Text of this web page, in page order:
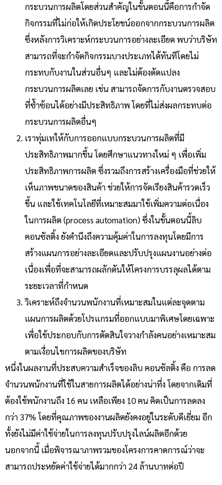
กระบวนการผลิตโดยส่วนสำคัญในขั้นตอนนี้คือการกำจัด
กิจกรรมที่ไม่ก่อให้เกิดประโยชน์ออกจากกระบวนการผลิต
ซึ่งหลังการวิเคราะห์กระบวนการอย่างละเอียด พบว่าบริษัท
สามารถที่จะกำจัดกิจกรรมบางประเภทได้ทันทีโดยไม่
กระทบกับงานในส่วนอื่นๆ และไม่ต้องดัดแปลง
กระบวนการผลิตเลย เช่น สามารถจัดการกับงานตรวจสอบ
ที่ซ้ำซ้อนได้อย่างมีประสิทธิภาพ โดยที่ไม่ส่งผลกระทบต่อ
กระบวนการผลิตอื่นๆ
เราทุ่มเทให้กับการออกแบบกระบวนการผลิตที่มี
ประสิทธิภาพมากขึ้น โดยศึกษาแนวทางใหม่ ๆ เพื่อเพิ่ม
ประสิทธิภาพการผลิต ซึ่งรวมถึงการสร้างเครื่องมือที่ช่วยให้
เห็นภาพขนาดของสินค้า ช่วยให้การจัดเรียงสินค้ารวดเร็ว
ขึ้น และใช้เทคโนโลยีที่เหมาะสมมาใช้เพิ่มความต่อเนื่อง
ในการผลิต (process automation) ซึ่งในขั้นตอนนี้ลิบ
คอนซัลติ้งยังคำนึงถึงความคุ้มค่าในการลงทุนโดยมีการ
สร้างแผนการอย่างละเอียดและปรับปรุงแผนงานอย่างต่อ
เนื่องเพื่อที่จะสามารถผลักดันให้โครงการบรรลุผลได้ตาม
ระยะเวลาที่กำหนด
วิเคราะห์ถึงจำนวนพนักงานที่เหมาะสมในแต่ละจุดตาม
แผนการผลิตด้วยโปรแกรมที่ออกแบบมาพิเศษโดยเฉพาะ
เพื่อใช้ประกอบกับการตัดสินใจวางกำลังคนอย่างเหมาะสม
ตามเงื่อนไขการผลิตของบริษัท
หนึ่งในผลงานที่ประสบความสำเร็จของลิบ คอนซัลติ้ง คือ การลด
จำนวนพนักงานที่ใช้ในสายการผลิตได้อย่างน่าทึ่ง โดยจากเดิมที่
ต้องใช้พนักงานถึง 16 คน เหลือเพียง 10 คน คิดเป็นการลดลง
กว่า 37% โดยที่คุณภาพของงานผลิตยังคงอยู่ในระดับดีเยี่ยมอีก
ทั้งยังไม่มีค่าใช้จ่ายในการลงทุนปรับปรุงไลน์ผลิตอีกด้วย
นอกจากนี้ เมื่อพิจารณาภาพรวมของโครงการคาดการณ์ว่าจะ
สามารถประหยัดค่าใช้จ่ายได้มากกว่า 24 ล้านบาทต่อปี